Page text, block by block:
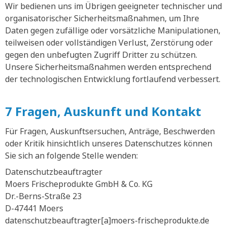
Wir bedienen uns im Übrigen geeigneter technischer und
organisatorischer Sicherheitsmaßnahmen, um Ihre
Daten gegen zufällige oder vorsätzliche Manipulationen,
teilweisen oder vollständigen Verlust, Zerstörung oder
gegen den unbefugten Zugriff Dritter zu schützen.
Unsere Sicherheitsmaßnahmen werden entsprechend
der technologischen Entwicklung fortlaufend verbessert.
7 Fragen, Auskunft und Kontakt
Für Fragen, Auskunftsersuchen, Anträge, Beschwerden
oder Kritik hinsichtlich unseres Datenschutzes können
Sie sich an folgende Stelle wenden:
Datenschutzbeauftragter
Moers Frischeprodukte GmbH & Co. KG
Dr.-Berns-Straße 23
D-47441 Moers
datenschutzbeauftragter[a]moers-frischeprodukte.de